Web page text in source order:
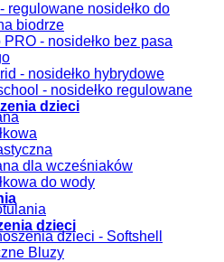
regulowane nosidełko do
biodrze
- nosidełko bez pasa
- nosidełko hybrydowe
- nosidełko regulowane
dzieci
dla wcześniaków
do wody
dzieci
dzieci - Softshell
Bluzy